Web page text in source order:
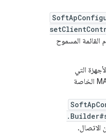
القائمة المسموح
التي
تكون عناوين MAC الخاصة
الاتصال.